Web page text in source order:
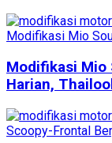
Modifikasi Mio
Harian,